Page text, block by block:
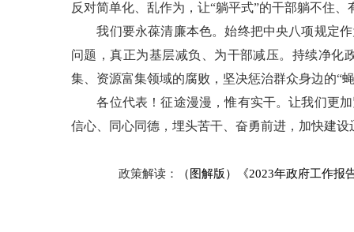
反对简单化、乱作为，让“躺平式”的干部躺不住
我们要永葆清廉本色。始终把中央八项规定作
问题，真正为基层减负、为干部减压。持续净化
集、资源富集领域的腐败，坚决惩治群众身边的“
各位代表！征途漫漫，惟有实干。让我们更加
信心、同心同德，埋头苦干、奋勇前进，加快建
政策解读： （图解版）《2023年政府工作报